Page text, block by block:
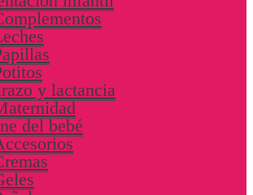
y lactancia
del bebé